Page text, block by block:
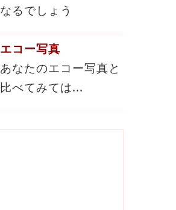
なるでしょう
エコー写真
あなたのエコー写真と
比べてみては...